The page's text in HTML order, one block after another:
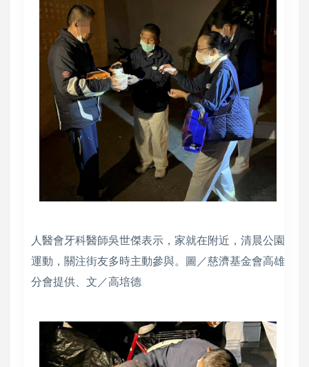
人醫會牙科醫師吳世傑表示，家就在附近，清晨公園
運動，關注街友多時主動參與。圖／慈濟基金會高雄
分會提供、文／高培德